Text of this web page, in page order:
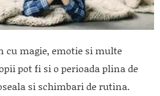
cu magie, emotie si multe
pot fi si o perioada plina de
si schimbari de rutina.